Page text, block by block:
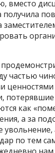
вместо
получила
частью
ценностями
как
а за
по тем